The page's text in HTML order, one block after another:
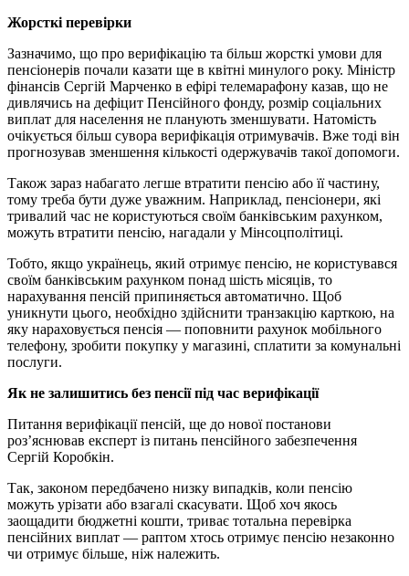
Жорсткі перевірки
Зазначимо, що про верифікацію та більш жорсткі умови для
пенсіонерів почали казати ще в квітні минулого року. Міністр
фінансів Сергій Марченко в ефірі телемарафону казав, що не
дивлячись на дефіцит Пенсійного фонду, розмір соціальних
виплат для населення не планують зменшувати. Натомість
очікується більш сувора верифікація отримувачів. Вже тоді він
прогнозував зменшення кількості одержувачів такої допомоги.
Також зараз набагато легше втратити пенсію або її частину,
тому треба бути дуже уважним. Наприклад, пенсіонери, які
тривалий час не користуються своїм банківським рахунком,
можуть втратити пенсію, нагадали у Мінсоцполітиці.
Тобто, якщо українець, який отримує пенсію, не користувався
своїм банківським рахунком понад шість місяців, то
нарахування пенсій припиняється автоматично. Щоб
уникнути цього, необхідно здійснити транзакцію карткою, на
яку нараховується пенсія — поповнити рахунок мобільного
телефону, зробити покупку у магазині, сплатити за комунальні
послуги.
Як не залишитись без пенсії під час верифікації
Питання верифікації пенсій, ще до нової постанови
роз’яснював експерт із питань пенсійного забезпечення
Сергій Коробкін.
Так, законом передбачено низку випадків, коли пенсію
можуть урізати або взагалі скасувати. Щоб хоч якось
заощадити бюджетні кошти, триває тотальна перевірка
пенсійних виплат — раптом хтось отримує пенсію незаконно
чи отримує більше, ніж належить.